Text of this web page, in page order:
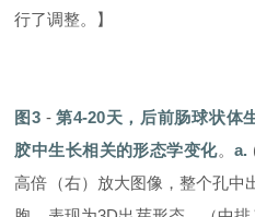
行了调整。】
图3 -第4-20天，后前肠球状体
胶中生长相关的形态学变化。a.
高倍（右）放大图像，整个孔中